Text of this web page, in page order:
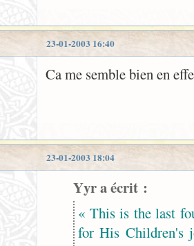
23-01-2003 16:40
Ca me semble bien en
23-01-2003 18:04
Yyr a écrit :
« This is the last
for His Children's